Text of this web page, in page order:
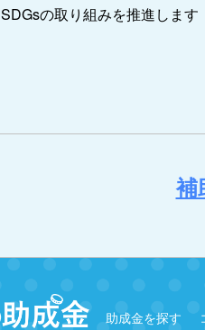
SDGsの取り組みを推進します
補
助成金を探す